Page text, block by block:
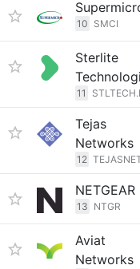
10 SMCI
Sterlite
11
Tejas
Networks
12
NETGEAR
13 NTGR
Aviat
Networks